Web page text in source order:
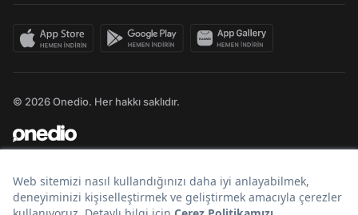
© 2026 Onedio. Her hakkı saklıdır.
Bir markasıdır.